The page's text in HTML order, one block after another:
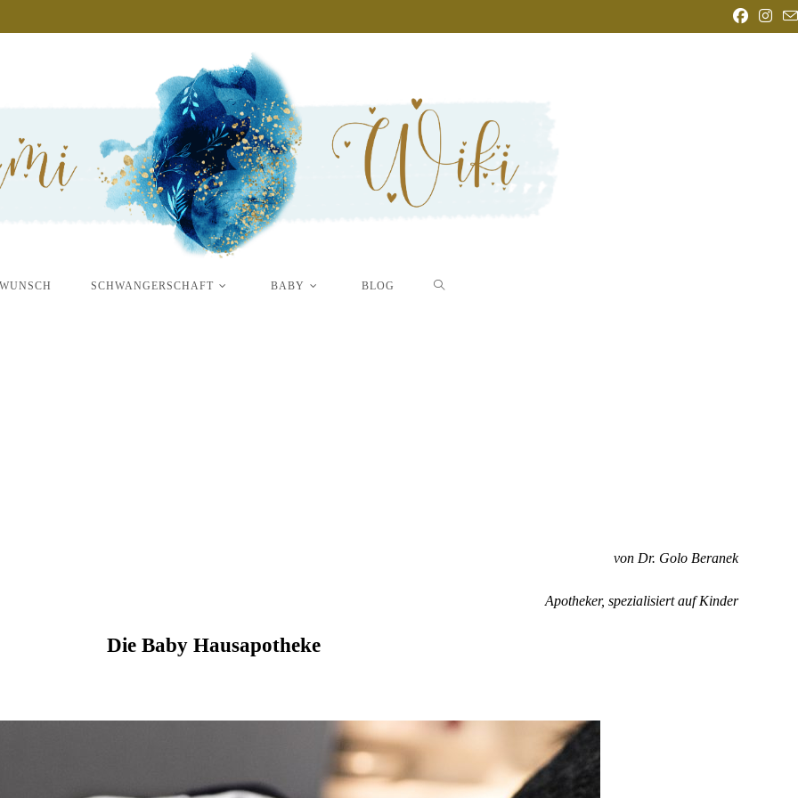
SCHWANGERSCHAFT BABY BLOG WEBSITE-
+
Medikamente brauche ich wirklich für mein Baby?“
von Dr. Golo Beranek
Apotheker, spezialisiert auf Kinder
Die Baby Hausapotheke